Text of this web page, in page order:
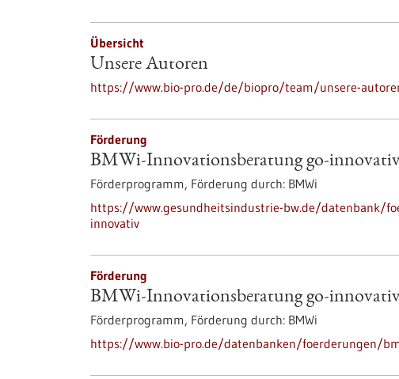
Übersicht
Unsere Autoren
https://www.bio-pro.de/de/biopro/team/unsere-
Förderung
BMWi-Innovationsberatung go-
Förderprogramm, Förderung durch: BMWi
https://www.gesundheitsindustrie-bw.de/datenbank/
innovativ
Förderung
BMWi-Innovationsberatung go-
Förderprogramm, Förderung durch: BMWi
https://www.bio-pro.de/datenbanken/foerderungen/